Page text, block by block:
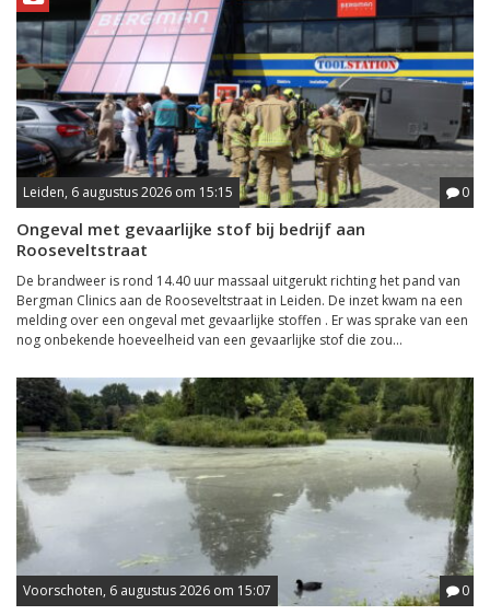
Leiden, 6 augustus 2026 om 15:15 0
Ongeval met gevaarlijke stof bij bedrijf aan
Rooseveltstraat
De brandweer is rond 14.40 uur massaal uitgerukt richting het pand van
Bergman Clinics aan de Rooseveltstraat in Leiden. De inzet kwam na een
melding over een ongeval met gevaarlijke stoffen . Er was sprake van een
nog onbekende hoeveelheid van een gevaarlijke stof die zou...
Voorschoten, 6 augustus 2026 om 15:07 0